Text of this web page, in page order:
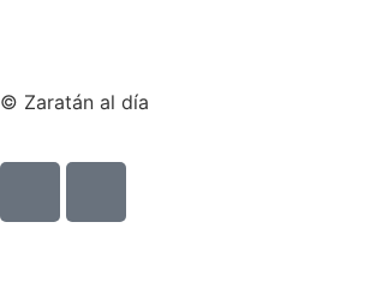
© Zaratán al día